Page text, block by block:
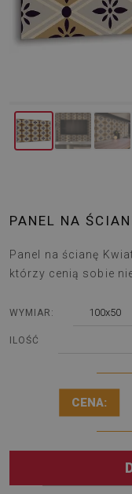
PANEL NA
Panel na ścianę
którzy cenią sobie
WYMIAR: 100x50
ILOŚĆ
CENA: